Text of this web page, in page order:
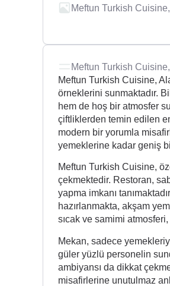
Meftun Turkish
Meftun Turkish
Meftun Turkish Cuisine,
örneklerini sunmaktadır.
hem de hoş bir atmosfer
çiftliklerden temin edilen
modern bir yorumla
yemeklerine kadar geniş
Meftun Turkish Cuisine,
çekmektedir. Restoran,
yapma imkanı
hazırlanmakta, akşam
sıcak ve samimi
Mekan, sadece
güler yüzlü personelin
ambiyansı da dikkat
misafirlerine unutulmaz